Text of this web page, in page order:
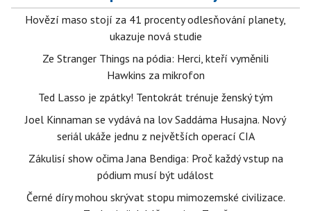
Hovězí maso stojí za 41 procenty odlesňování planety,
ukazuje nová studie
Ze Stranger Things na pódia: Herci, kteří vyměnili
Hawkins za mikrofon
Ted Lasso je zpátky! Tentokrát trénuje ženský tým
Joel Kinnaman se vydává na lov Saddáma Husajna. Nový
seriál ukáže jednu z největších operací CIA
Zákulisí show očima Jana Bendiga: Proč každý vstup na
pódium musí být událost
Černé díry mohou skrývat stopu mimozemské civilizace.